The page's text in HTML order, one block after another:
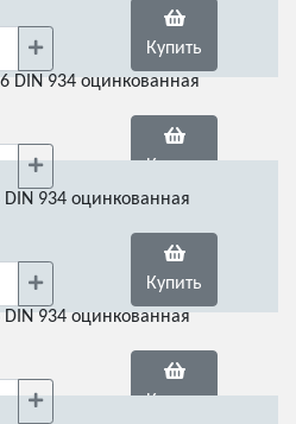
Купить
DIN 934 оцинкованная
Купить
DIN 934 оцинкованная
Купить
934 оцинкованная
Купить